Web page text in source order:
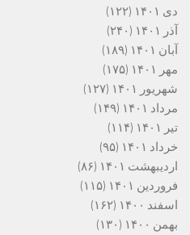
دی ۱۴۰۱
(۱۲۲)
آذر ۱۴۰۱
(۲۴۰)
آبان ۱۴۰۱
(۱۸۹)
مهر ۱۴۰۱
(۱۷۵)
شهریور ۱۴۰۱
(۱۲۷)
مرداد ۱۴۰۱
(۱۴۹)
تیر ۱۴۰۱
(۱۱۴)
خرداد ۱۴۰۱
(۹۵)
اردیبهشت ۱۴۰۱
(۸۶)
فروردین ۱۴۰۱
(۱۱۵)
اسفند ۱۴۰۰
(۱۶۲)
بهمن ۱۴۰۰
(۱۳۰)